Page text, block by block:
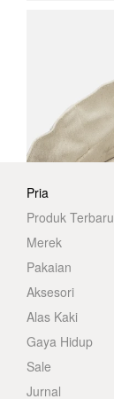
Pria
Produk Terbaru
Merek
Pakaian
Aksesori
Alas Kaki
Gaya Hidup
Sale
Jurnal